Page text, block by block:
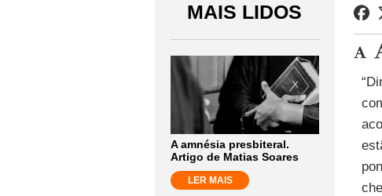
MAIS LIDOS
A amnésia presbiteral.
Artigo de Matias Soares
LER MAIS